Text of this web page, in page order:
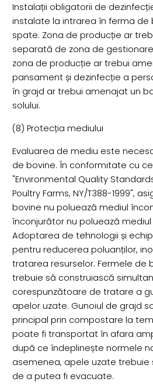
Instalații obligatorii de
instalate la intrarea în ferma de
spate. Zona de producție ar
separată de zona de
zona de producție ar trebui
pansament și dezinfecție a
în grajd ar trebui amenajat un
solului.
(8) Protecția mediului
Evaluarea de mediu este
de bovine. În conformitate cu
"Environmental Quality
Poultry Farms, NY/T388-1999",
bovine nu poluează mediul
înconjurător nu poluează
Adoptarea de tehnologii și
pentru reducerea poluanților,
tratarea resurselor. Fermele de
trebuie să construiască
corespunzătoare de tratare a
apelor uzate. Gunoiul de grajd
principal prin compostare la
poate fi transportat în afara
după ce îndeplinește normele
asemenea, apele uzate
de a putea fi evacuate.